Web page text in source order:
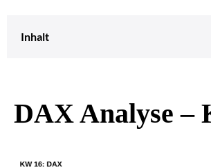
Inhalt
DAX Analyse –